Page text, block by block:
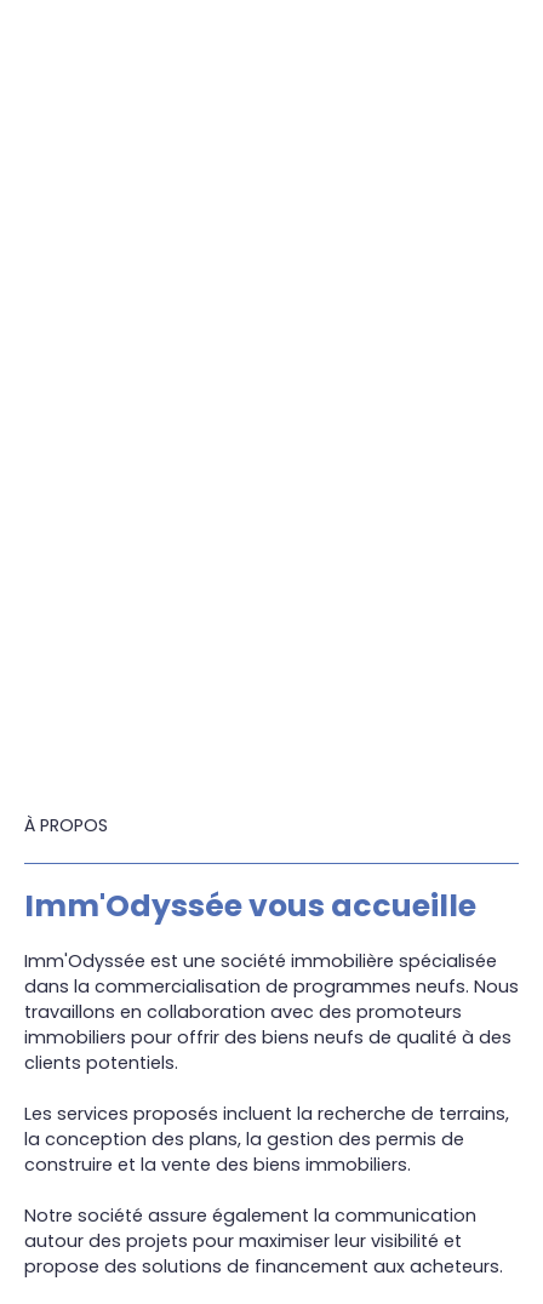
À PROPOS
Imm'Odyssée vous accueille
Imm'Odyssée est une société immobilière spécialisée
dans la commercialisation de programmes neufs. Nous
travaillons en collaboration avec des promoteurs
immobiliers pour offrir des biens neufs de qualité à des
clients potentiels.
Les services proposés incluent la recherche de terrains,
la conception des plans, la gestion des permis de
construire et la vente des biens immobiliers.
Notre société assure également la communication
autour des projets pour maximiser leur visibilité et
propose des solutions de financement aux acheteurs.